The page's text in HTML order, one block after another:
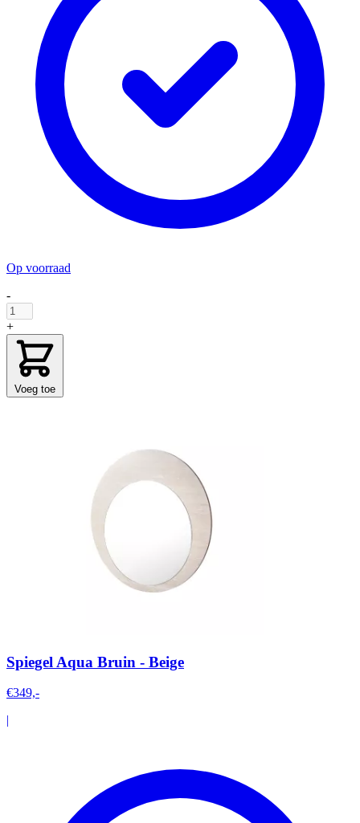
Op voorraad
-
+
Voeg toe
Spiegel Aqua Bruin - Beige
€349,-
|